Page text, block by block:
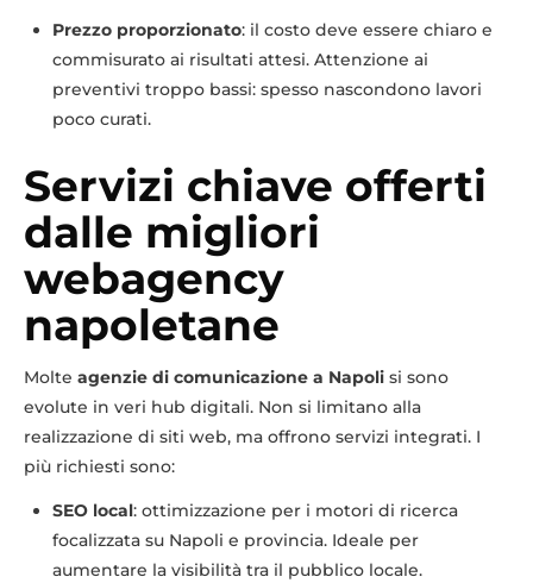
Prezzo proporzionato: il costo deve essere chiaro e
commisurato ai risultati attesi. Attenzione ai
preventivi troppo bassi: spesso nascondono lavori
poco curati.
Servizi chiave offerti
dalle migliori
webagency
napoletane
Molte agenzie di comunicazione a Napoli si sono
evolute in veri hub digitali. Non si limitano alla
realizzazione di siti web, ma offrono servizi integrati. I
più richiesti sono:
SEO local: ottimizzazione per i motori di ricerca
focalizzata su Napoli e provincia. Ideale per
aumentare la visibilità tra il pubblico locale.